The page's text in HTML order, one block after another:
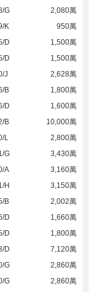
G
2,080萬
K
950萬
D
1,500萬
D
1,500萬
J
2,628萬
B
1,800萬
D
1,600萬
B
10,000萬
L
2,800萬
G
3,430萬
A
3,160萬
H
3,150萬
B
2,002萬
D
1,660萬
D
1,800萬
D
7,120萬
G
2,860萬
G
2,860萬